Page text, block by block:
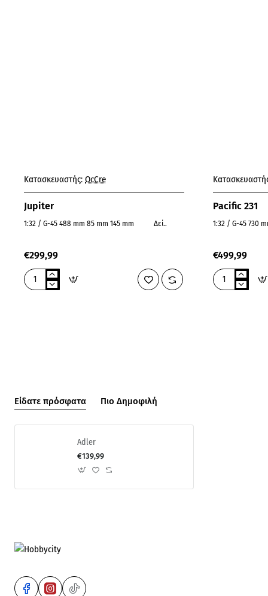
Κατασκευαστής: OcCre
Jupiter
1:32 / G-45 488 mm 85 mm 145 mm Δεί..
€299,99
Jupiter
Pacific 231
€499,99
Pacific
Είδατε πρόσφατα Πιο Δημοφιλή
Adler
€139,99